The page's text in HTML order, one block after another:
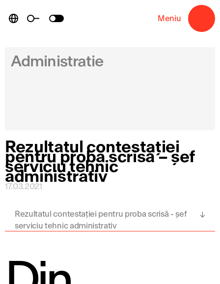
content
Meniu
Administratie
Rezultatul contestației
pentru proba scrisă – șef
serviciu tehnic
administrativ
17.03.2021
Rezultatul contestației pentru proba scrisă - șef
serviciu tehnic administrativ